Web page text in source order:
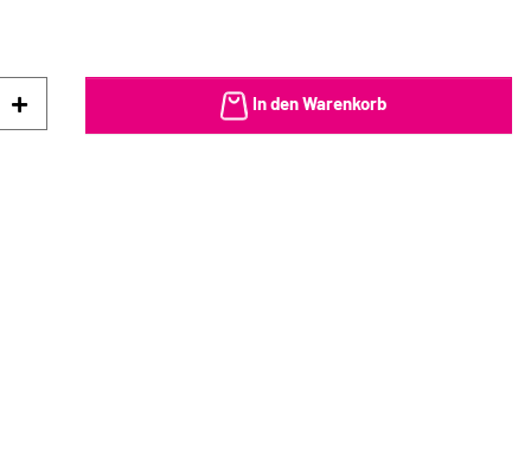
In den Warenkorb